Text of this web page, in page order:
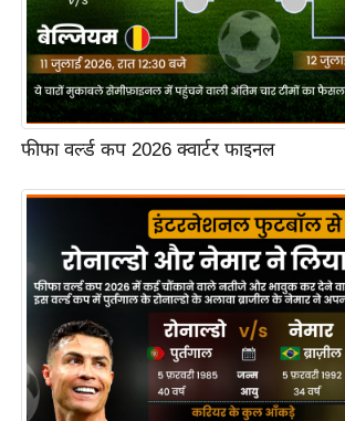
फीफा वर्ल्ड कप 2026 क्वार्टर फाइनल